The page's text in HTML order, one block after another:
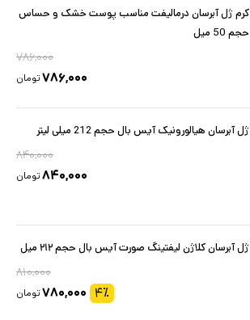
کرم ژل آبرسان درمالیفت مناسب پوست خشک و حساس
حجم 50 میل
۷۸۶,۰۰۰
۷۸۶,۰۰۰تومان
ژل آبرسان هیالورونیک آیس بال حجم 212 میلی لیتر
۸۴۰,۰۰۰
۸۴۰,۰۰۰تومان
ژل آبرسان کلاژن لیفتینگ صورت آیس بال حجم ۲۱۲ میل
۸۱۰,۰۰۰
۴٪ ۷۸۰,۰۰۰تومان